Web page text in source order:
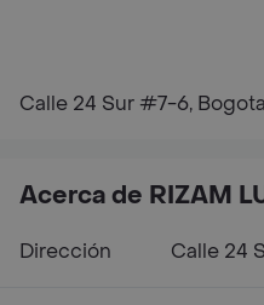
Calle 24 Sur #7-6,
Acerca de RIZAM
Dirección Calle 24